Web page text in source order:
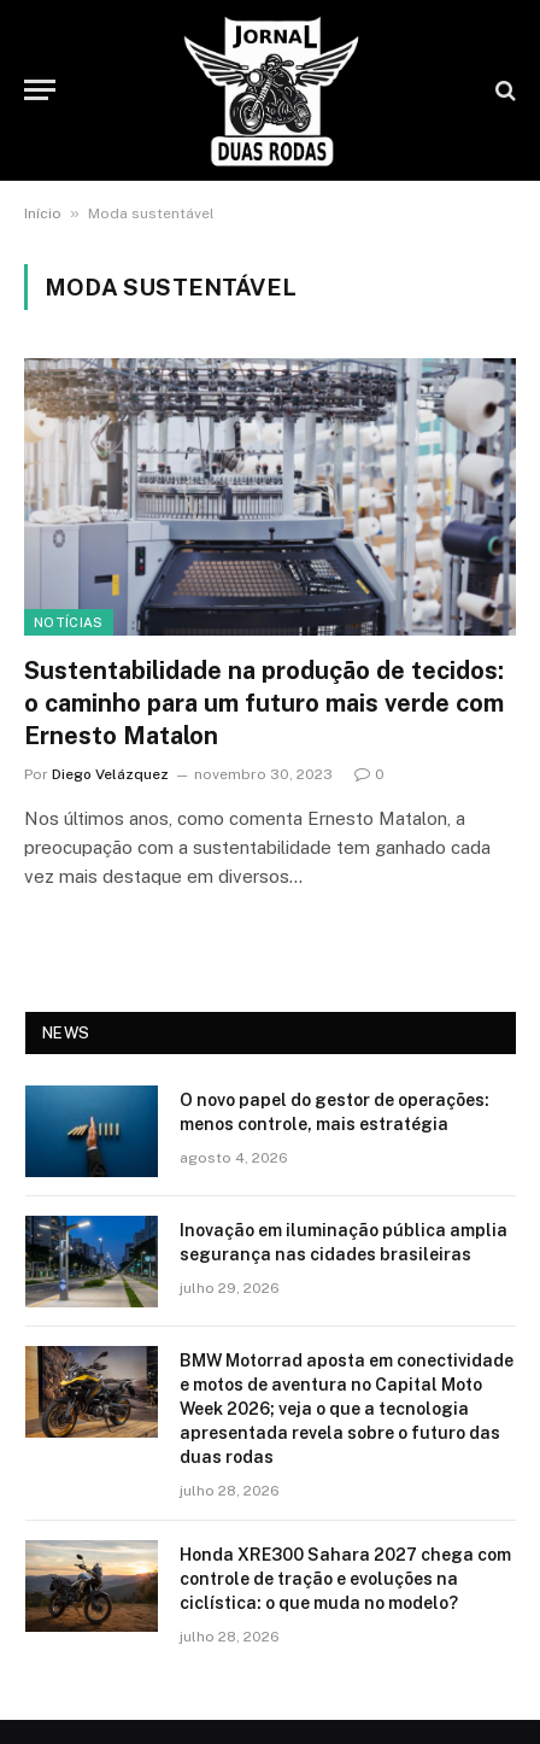
Início » Moda sustentável
MODA SUSTENTÁVEL
NOTÍCIAS
Sustentabilidade na produção de tecidos:
o caminho para um futuro mais verde com
Ernesto Matalon
Por Diego Velázquez novembro 30, 2023 0
Nos últimos anos, como comenta Ernesto Matalon, a
preocupação com a sustentabilidade tem ganhado cada
vez mais destaque em diversos…
NEWS
O novo papel do gestor de operações:
menos controle, mais estratégia
agosto 4, 2026
Inovação em iluminação pública amplia
segurança nas cidades brasileiras
julho 29, 2026
BMW Motorrad aposta em conectividade
e motos de aventura no Capital Moto
Week 2026; veja o que a tecnologia
apresentada revela sobre o futuro das
duas rodas
julho 28, 2026
Honda XRE300 Sahara 2027 chega com
controle de tração e evoluções na
ciclística: o que muda no modelo?
julho 28, 2026